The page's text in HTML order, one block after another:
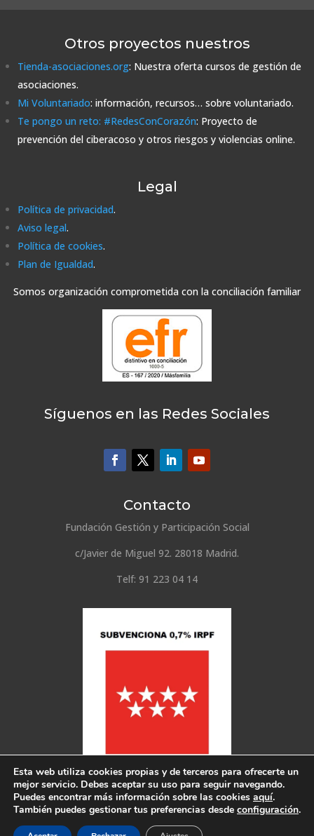
Otros proyectos nuestros
Tienda-asociaciones.org: Nuestra oferta cursos de gestión de
asociaciones.
Mi Voluntariado: información, recursos… sobre voluntariado.
Te pongo un reto: #RedesConCorazón: Proyecto de
prevención del ciberacoso y otros riesgos y violencias online.
Legal
Política de privacidad.
Aviso legal.
Política de cookies.
Plan de Igualdad.
Somos organización comprometida con la conciliación familiar
Síguenos en las Redes Sociales
Contacto
Fundación Gestión y Participación Social
c/Javier de Miguel 92. 28018 Madrid.
Telf: 91 223 04 14
Esta web utiliza cookies propias y de terceros para ofrecerte un
mejor servicio. Debes aceptar su uso para seguir navegando.
Puedes encontrar más información sobre las cookies aquí.
También puedes gestionar tus preferencias desde configuración.